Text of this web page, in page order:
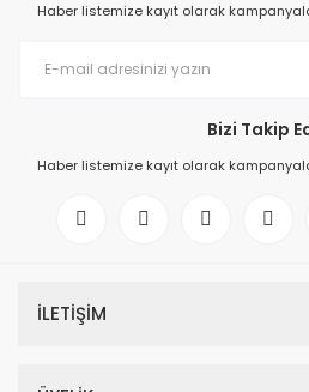
Haber listemize kayıt olarak
Bizi Takip
Haber listemize kayıt olarak
İLETİŞİM